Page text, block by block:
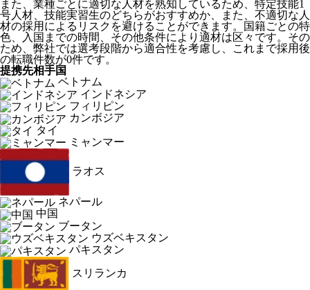
また、業種ごとに適切な人材を熟知しているため、特定技能1
号人材、技能実習生のどちらがおすすめか、また、不適切な人
材の採用によるリスクを避けることができます。国籍ごとの特
色、入国までの時間、その他条件により適材は区々です。その
ため、弊社では選考段階から適合性を考慮し、これまで採用後
の転職件数が0件です。
提携先相手国
ベトナム
インドネシア
フィリピン
カンボジア
タイ
ミャンマー
ラオス
ネパール
中国
ブータン
ウズベキスタン
パキスタン
スリランカ